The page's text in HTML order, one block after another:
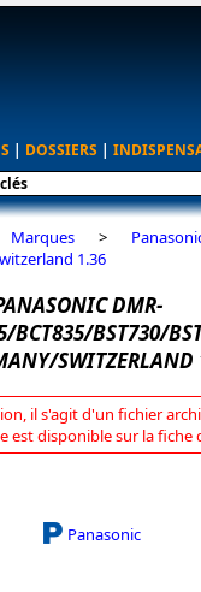
| DOSSIERS |
Marques>
1.36
DMR-
BCT835/BST730/
SWITZERLAND
il s'agit d'un fichier
est disponible sur la fiche
Panasonic